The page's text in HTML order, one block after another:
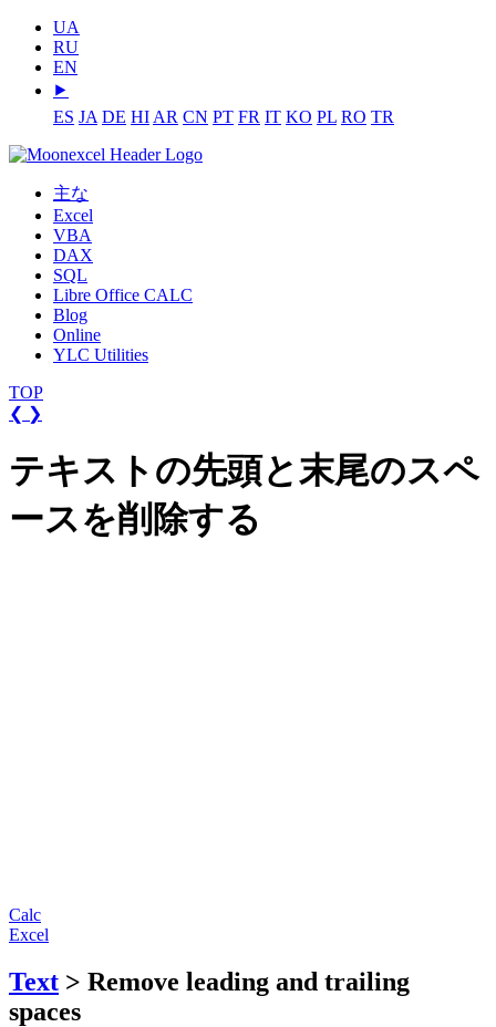
UA
RU
EN
⯈
ES JA DE HI AR CN PT FR IT KO PL RO TR
主な
Excel
VBA
DAX
SQL
Libre Office CALC
Blog
Online
YLC Utilities
TOP
❮ ❯
テキストの先頭と末尾のスペ
ースを削除する
Calc
Excel
Text > Remove leading and trailing
spaces